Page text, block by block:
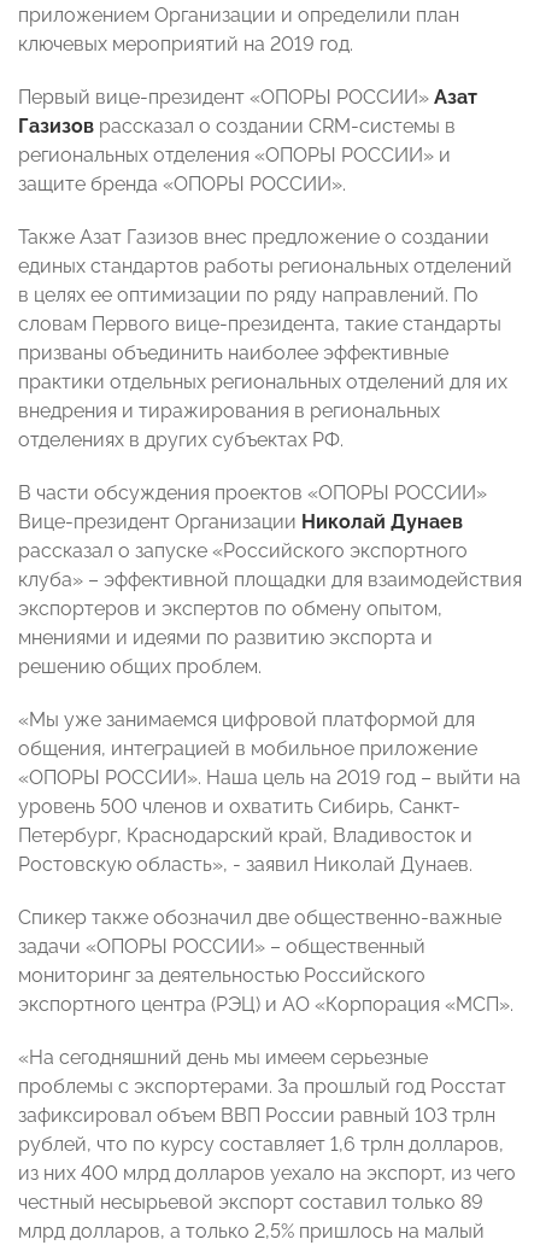
приложением Организации и определили план
ключевых мероприятий на 2019 год.
Первый вице-президент «ОПОРЫ РОССИИ» Азат
Газизов рассказал о создании CRM-системы в
региональных отделения «ОПОРЫ РОССИИ» и
защите бренда «ОПОРЫ РОССИИ».
Также Азат Газизов внес предложение о создании
единых стандартов работы региональных отделений
в целях ее оптимизации по ряду направлений. По
словам Первого вице-президента, такие стандарты
призваны объединить наиболее эффективные
практики отдельных региональных отделений для их
внедрения и тиражирования в региональных
отделениях в других субъектах РФ.
В части обсуждения проектов «ОПОРЫ РОССИИ»
Вице-президент Организации Николай Дунаев
рассказал о запуске «Российского экспортного
клуба» – эффективной площадки для взаимодействия
экспортеров и экспертов по обмену опытом,
мнениями и идеями по развитию экспорта и
решению общих проблем.
«Мы уже занимаемся цифровой платформой для
общения, интеграцией в мобильное приложение
«ОПОРЫ РОССИИ». Наша цель на 2019 год – выйти на
уровень 500 членов и охватить Сибирь, Санкт-
Петербург, Краснодарский край, Владивосток и
Ростовскую область», - заявил Николай Дунаев.
Спикер также обозначил две общественно-важные
задачи «ОПОРЫ РОССИИ» – общественный
мониторинг за деятельностью Российского
экспортного центра (РЭЦ) и АО «Корпорация «МСП».
«На сегодняшний день мы имеем серьезные
проблемы с экспортерами. За прошлый год Росстат
зафиксировал объем ВВП России равный 103 трлн
рублей, что по курсу составляет 1,6 трлн долларов,
из них 400 млрд долларов уехало на экспорт, из чего
честный несырьевой экспорт составил только 89
млрд долларов, а только 2,5% пришлось на малый